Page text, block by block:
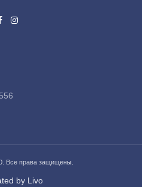
Все права защищены.